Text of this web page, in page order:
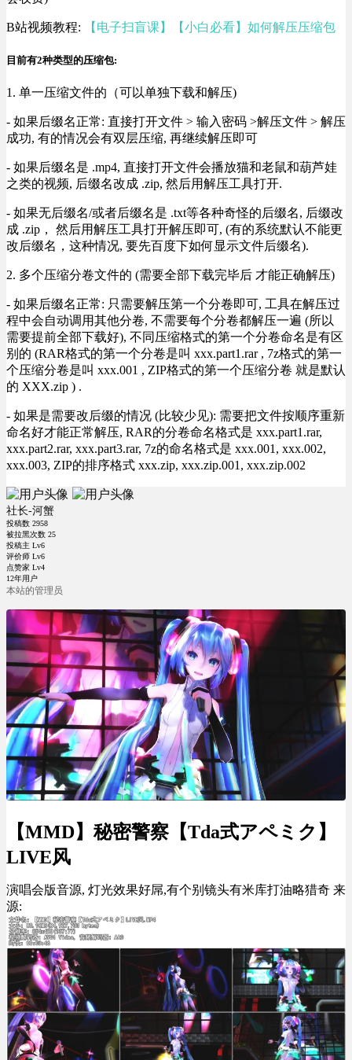
B站视频教程: 【电子扫盲课】【小白必看】如何解压压缩包
目前有2种类型的压缩包:
1. 单一压缩文件的（可以单独下载和解压)
- 如果后缀名正常: 直接打开文件 > 输入密码 >解压文件 > 解压
成功, 有的情况会有双层压缩, 再继续解压即可
- 如果后缀名是 .mp4, 直接打开文件会播放猫和老鼠和葫芦娃
之类的视频, 后缀名改成 .zip, 然后用解压工具打开.
- 如果无后缀名/或者后缀名是 .txt等各种奇怪的后缀名, 后缀改
成 .zip， 然后用解压工具打开解压即可, (有的系统默认不能更
改后缀名，这种情况, 要先百度下如何显示文件后缀名).
2. 多个压缩分卷文件的 (需要全部下载完毕后 才能正确解压)
- 如果后缀名正常: 只需要解压第一个分卷即可, 工具在解压过
程中会自动调用其他分卷, 不需要每个分卷都解压一遍 (所以
需要提前全部下载好), 不同压缩格式的第一个分卷命名是有区
别的 (RAR格式的第一个分卷是叫 xxx.part1.rar , 7z格式的第一
个压缩分卷是叫 xxx.001 , ZIP格式的第一个压缩分卷 就是默认
的 XXX.zip ) .
- 如果是需要改后缀的情况 (比较少见): 需要把文件按顺序重新
命名好才能正常解压, RAR的分卷命名格式是 xxx.part1.rar,
xxx.part2.rar, xxx.part3.rar, 7z的命名格式是 xxx.001, xxx.002,
xxx.003, ZIP的排序格式 xxx.zip, xxx.zip.001, xxx.zip.002
社长-河蟹
投稿数 2958
被拉黑次数 25
投稿主 Lv6
评价师 Lv6
点赞家 Lv4
12年用户
本站的管理员
【MMD】秘密警察【Tda式アペミク】
LIVE风
演唱会版音源, 灯光效果好屌,有个别镜头有米库打油略猎奇 来
源: